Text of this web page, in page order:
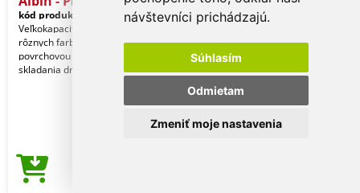
návštevníci prichádzajú.
Súhlasím
Odmietam
Zmeniť moje nastavenia
kód produktu:
13157001000
Veľkokapacitná zložka s gumičkou, v
rôznych farbách, s priesvitnou
povrchovou úpravou a systémom
skladania držkami. Ref: